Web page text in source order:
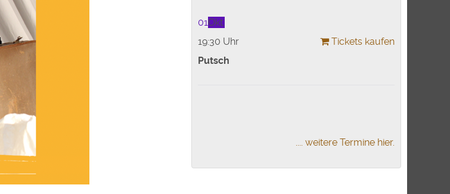
01Okt.
19:30 Uhr
Tickets kaufen
Putsch
.... weitere Termine hier.